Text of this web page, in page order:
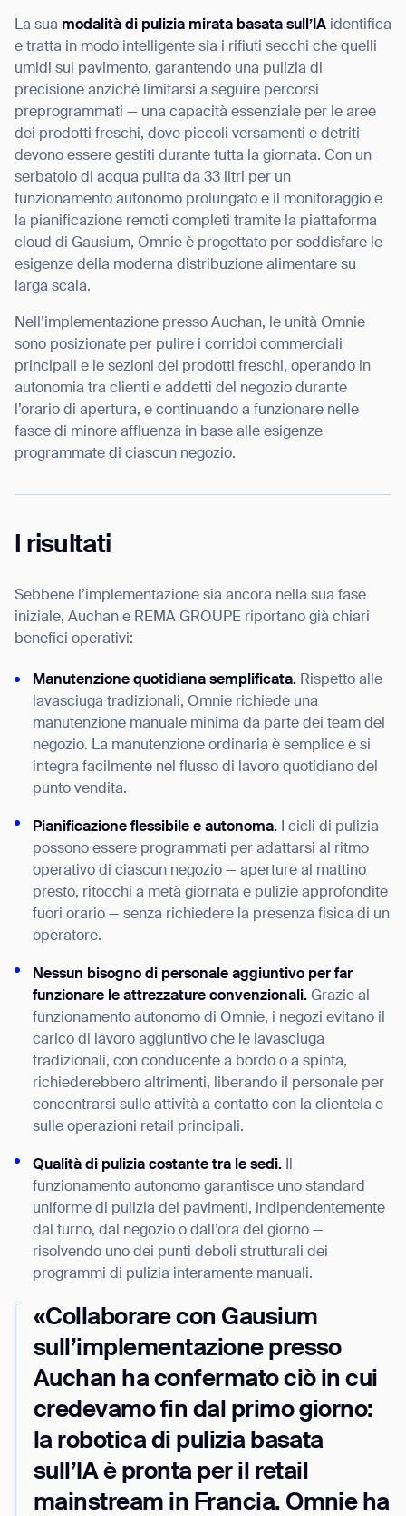
La sua modalità di pulizia mirata basata sull’IA identifica
e tratta in modo intelligente sia i rifiuti secchi che quelli
umidi sul pavimento, garantendo una pulizia di
precisione anziché limitarsi a seguire percorsi
preprogrammati — una capacità essenziale per le aree
dei prodotti freschi, dove piccoli versamenti e detriti
devono essere gestiti durante tutta la giornata. Con un
serbatoio di acqua pulita da 33 litri per un
funzionamento autonomo prolungato e il monitoraggio e
la pianificazione remoti completi tramite la piattaforma
cloud di Gausium, Omnie è progettato per soddisfare le
esigenze della moderna distribuzione alimentare su
larga scala.
Nell’implementazione presso Auchan, le unità Omnie
sono posizionate per pulire i corridoi commerciali
principali e le sezioni dei prodotti freschi, operando in
autonomia tra clienti e addetti del negozio durante
l’orario di apertura, e continuando a funzionare nelle
fasce di minore affluenza in base alle esigenze
programmate di ciascun negozio.
I risultati
Sebbene l’implementazione sia ancora nella sua fase
iniziale, Auchan e REMA GROUPE riportano già chiari
benefici operativi:
Manutenzione quotidiana semplificata. Rispetto alle
lavasciuga tradizionali, Omnie richiede una
manutenzione manuale minima da parte dei team del
negozio. La manutenzione ordinaria è semplice e si
integra facilmente nel flusso di lavoro quotidiano del
punto vendita.
Pianificazione flessibile e autonoma. I cicli di pulizia
possono essere programmati per adattarsi al ritmo
operativo di ciascun negozio — aperture al mattino
presto, ritocchi a metà giornata e pulizie approfondite
fuori orario — senza richiedere la presenza fisica di un
operatore.
Nessun bisogno di personale aggiuntivo per far
funzionare le attrezzature convenzionali. Grazie al
funzionamento autonomo di Omnie, i negozi evitano il
carico di lavoro aggiuntivo che le lavasciuga
tradizionali, con conducente a bordo o a spinta,
richiederebbero altrimenti, liberando il personale per
concentrarsi sulle attività a contatto con la clientela e
sulle operazioni retail principali.
Qualità di pulizia costante tra le sedi. Il
funzionamento autonomo garantisce uno standard
uniforme di pulizia dei pavimenti, indipendentemente
dal turno, dal negozio o dall’ora del giorno —
risolvendo uno dei punti deboli strutturali dei
programmi di pulizia interamente manuali.
«Collaborare con Gausium
sull’implementazione presso
Auchan ha confermato ciò in cui
credevamo fin dal primo giorno:
la robotica di pulizia basata
sull’IA è pronta per il retail
mainstream in Francia. Omnie ha
Thank you for filling out the
form
BACK